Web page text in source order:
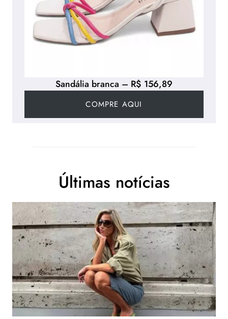
Sandália branca – R$ 156,89
COMPRE AQUI
Últimas notícias